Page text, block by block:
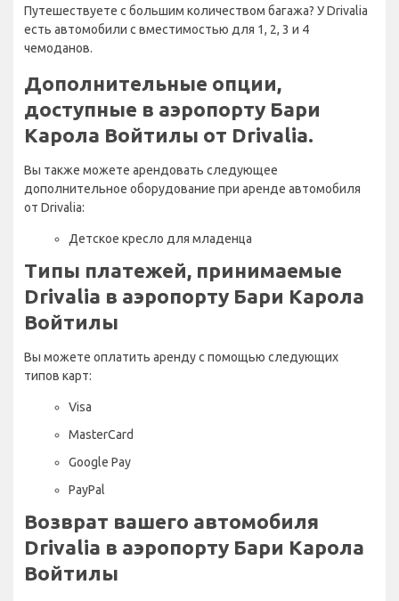
Путешествуете с большим количеством багажа? У Drivalia
есть автомобили с вместимостью для 1, 2, 3 и 4
чемоданов.
Дополнительные опции,
доступные в аэропорту Бари
Карола Войтилы от Drivalia.
Вы также можете арендовать следующее
дополнительное оборудование при аренде автомобиля
от Drivalia:
Детское кресло для младенца
Типы платежей, принимаемые
Drivalia в аэропорту Бари Карола
Войтилы
Вы можете оплатить аренду с помощью следующих
типов карт:
Visa
MasterCard
Google Pay
PayPal
Возврат вашего автомобиля
Drivalia в аэропорту Бари Карола
Войтилы